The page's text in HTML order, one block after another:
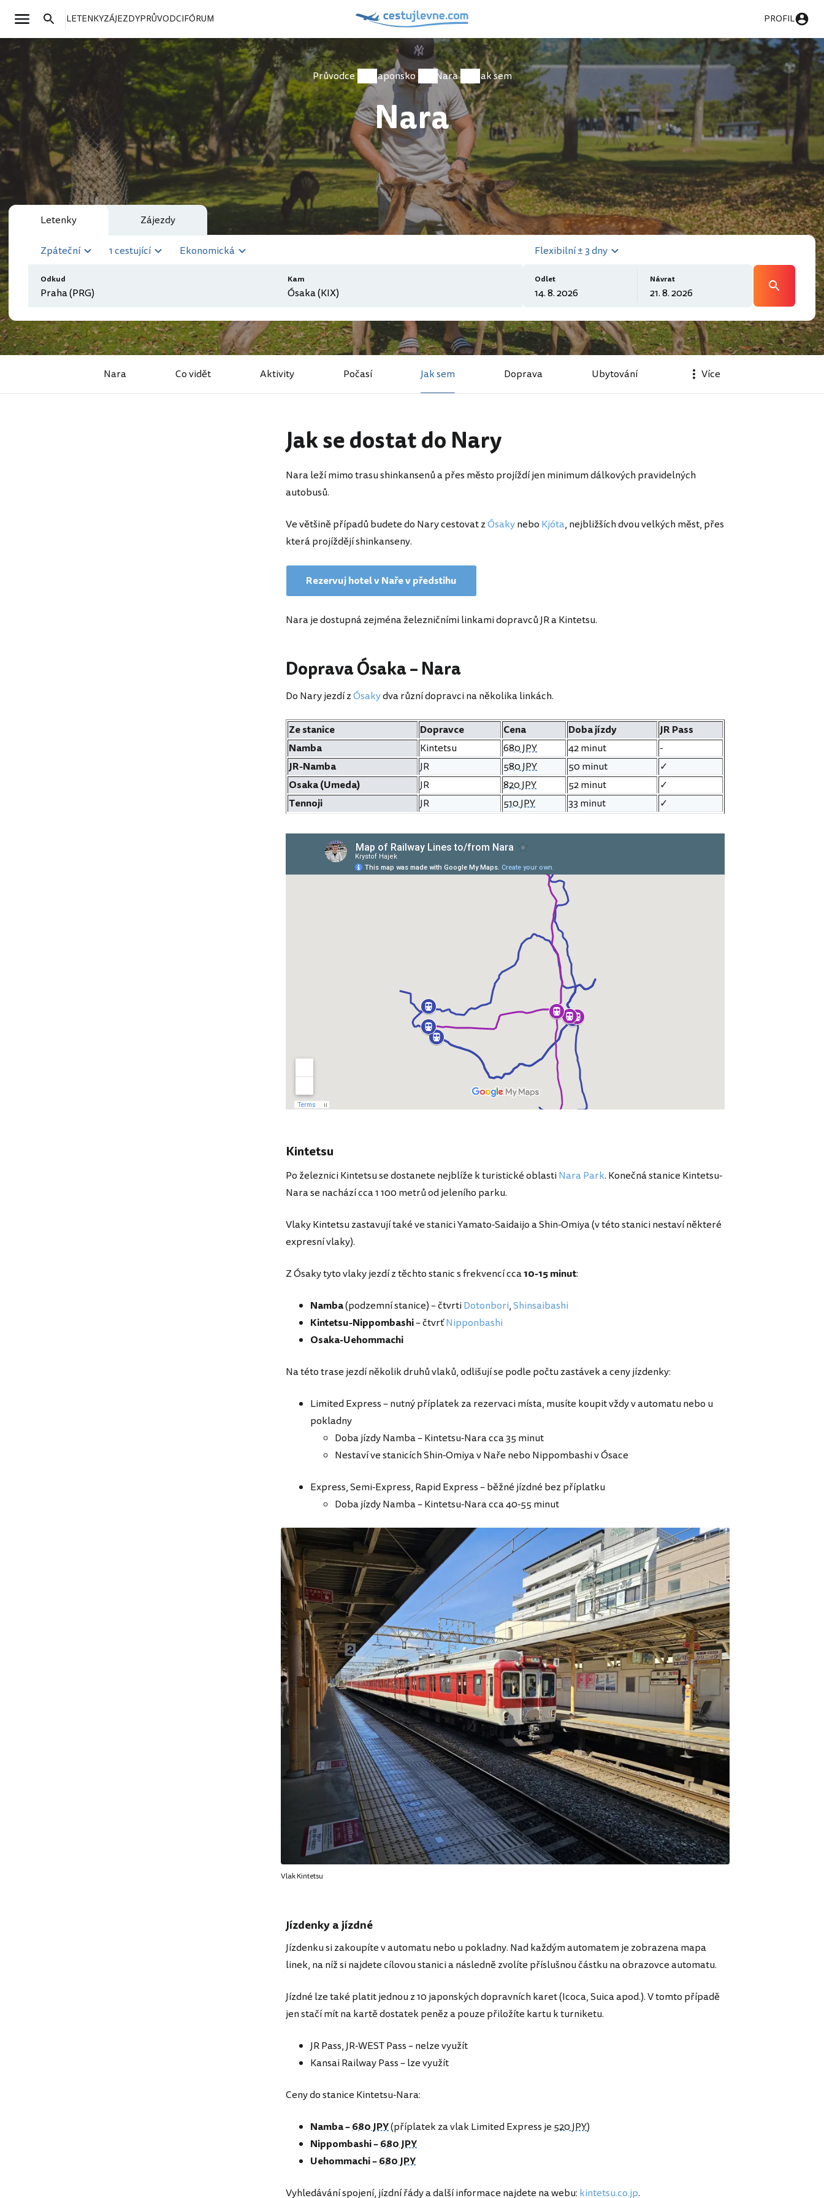
LETENKYZÁJEZDYPRŮVODCIFÓRUM PROFIL
Průvodce Japonsko Nara Jak sem
Nara
Letenky Zájezdy
Zpáteční 1 cestující Ekonomická
Odkud Kam
Flexibilní ± 3 dny
Odlet Návrat
Nara Co vidět Aktivity Počasí Jak sem Doprava Ubytování Více
Jak se dostat do Nary
Nara leží mimo trasu shinkansenů a přes město projíždí jen minimum dálkových pravidelných
autobusů.
Ve většině případů budete do Nary cestovat zÓsakynebo Kjóta, nejbližších dvou velkých měst, přes
která projíždějí shinkanseny.
Rezervuj hotel v Naře v předstihu
Nara je dostupná zejména železničními linkami dopravců JR a Kintetsu.
Doprava Ósaka – Nara
Do Nary jezdí zÓsakydva různí dopravci na několika linkách.
Ze stanice Dopravce Cena Doba jízdy
JR Pass
Namba
Kintetsu 680 JPY 42 minut
-
JR-Namba
JR 580 JPY 50 minut
✓
Osaka (Umeda)
JR 820 JPY 52 minut
✓
Tennoji
JR 510 JPY 33 minut ✓
Kintetsu
Po železnici Kintetsu se dostanete nejblíže k turistické oblastiNara Park. Konečná stanice Kintetsu-
Nara se nachází cca 1 100 metrů od jeleního parku.
Vlaky Kintetsu zastavují také ve stanici Yamato-Saidaijo a Shin-Omiya (v této stanici nestaví některé
expresní vlaky).
Z Ósaky tyto vlaky jezdí z těchto stanic s frekvencí cca10-15 minut:
Namba(podzemní stanice) – čtvrtiDotonbori,Shinsaibashi
Kintetsu-Nippombashi– čtvrťNipponbashi
Osaka-Uehommachi
Na této trase jezdí několik druhů vlaků, odlišují se podle počtu zastávek a ceny jízdenky:
Limited Express – nutný příplatek za rezervaci místa, musíte koupit vždy v automatu nebo u
pokladny
Doba jízdy Namba – Kintetsu-Nara cca 35 minut
Nestaví ve stanicích Shin-Omiya v Naře nebo Nippombashi v Ósace
Express, Semi-Express, Rapid Express – běžné jízdné bez příplatku
Doba jízdy Namba – Kintetsu-Nara cca 40-55 minut
Vlak Kintetsu
Jízdenky a jízdné
Jízdenku si zakoupíte v automatu nebo u pokladny. Nad každým automatem je zobrazena mapa
linek, na níž si najdete cílovou stanici a následně zvolíte příslušnou částku na obrazovce automatu.
Jízdné lze také platit jednou z 10 japonských dopravních karet (Icoca, Suica apod.). V tomto případě
jen stačí mít na kartě dostatek peněz a pouze přiložíte kartu k turniketu.
JR Pass, JR-WEST Pass – nelze využít
Kansai Railway Pass – lze využít
Ceny do stanice Kintetsu-Nara:
Namba –680 JPY(příplatek za vlak Limited Express je 520 JPY)
Nippombashi –680 JPY
Uehommachi –680 JPY
Vyhledávání spojení, jízdní řády a další informace najdete na webu: kintetsu.co.jp.